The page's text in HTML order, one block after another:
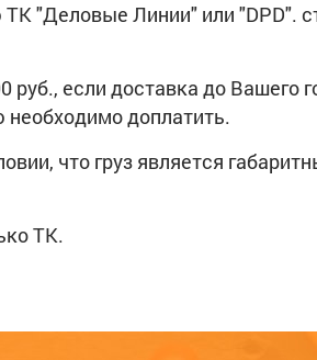
"Деловые Линии" или "DPD".
если доставка до Вашего
доплатить.
что груз является
ТК.